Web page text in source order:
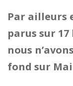
Par ailleurs
parus sur 17
nous
fond sur Mai